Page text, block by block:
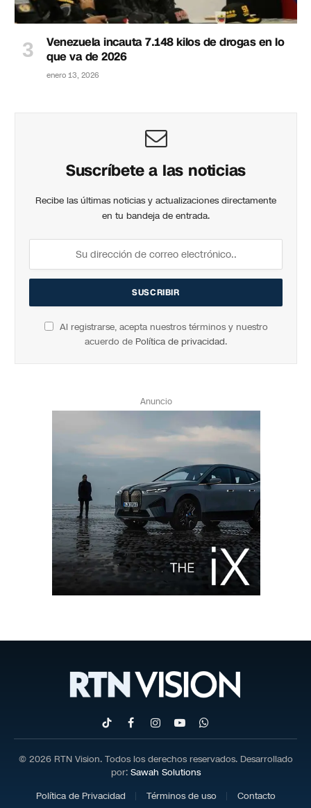
Venezuela incauta 7.148 kilos de drogas en lo
que va de 2026
enero 13, 2026
Suscríbete a las noticias
Recibe las últimas noticias y actualizaciones directamente
en tu bandeja de entrada.
Al registrarse, acepta nuestros términos y nuestro
acuerdo de Política de privacidad.
Anuncio
TikTokFacebookInstagram
YouTubeWhatsApp
© 2026 RTN Vision. Todos los derechos reservados. Desarrollado
por: Sawah Solutions
Política de Privacidad
Términos de uso Contacto